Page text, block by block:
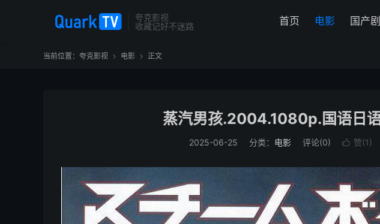
夸克影视
收藏记好不迷路
首页 电影 国产剧
当前位置： 夸克影视  电影  正文
蒸汽男孩.2004.1080p.国语日
2025-06-25 分类： 电影 评论(0)  赞(1)